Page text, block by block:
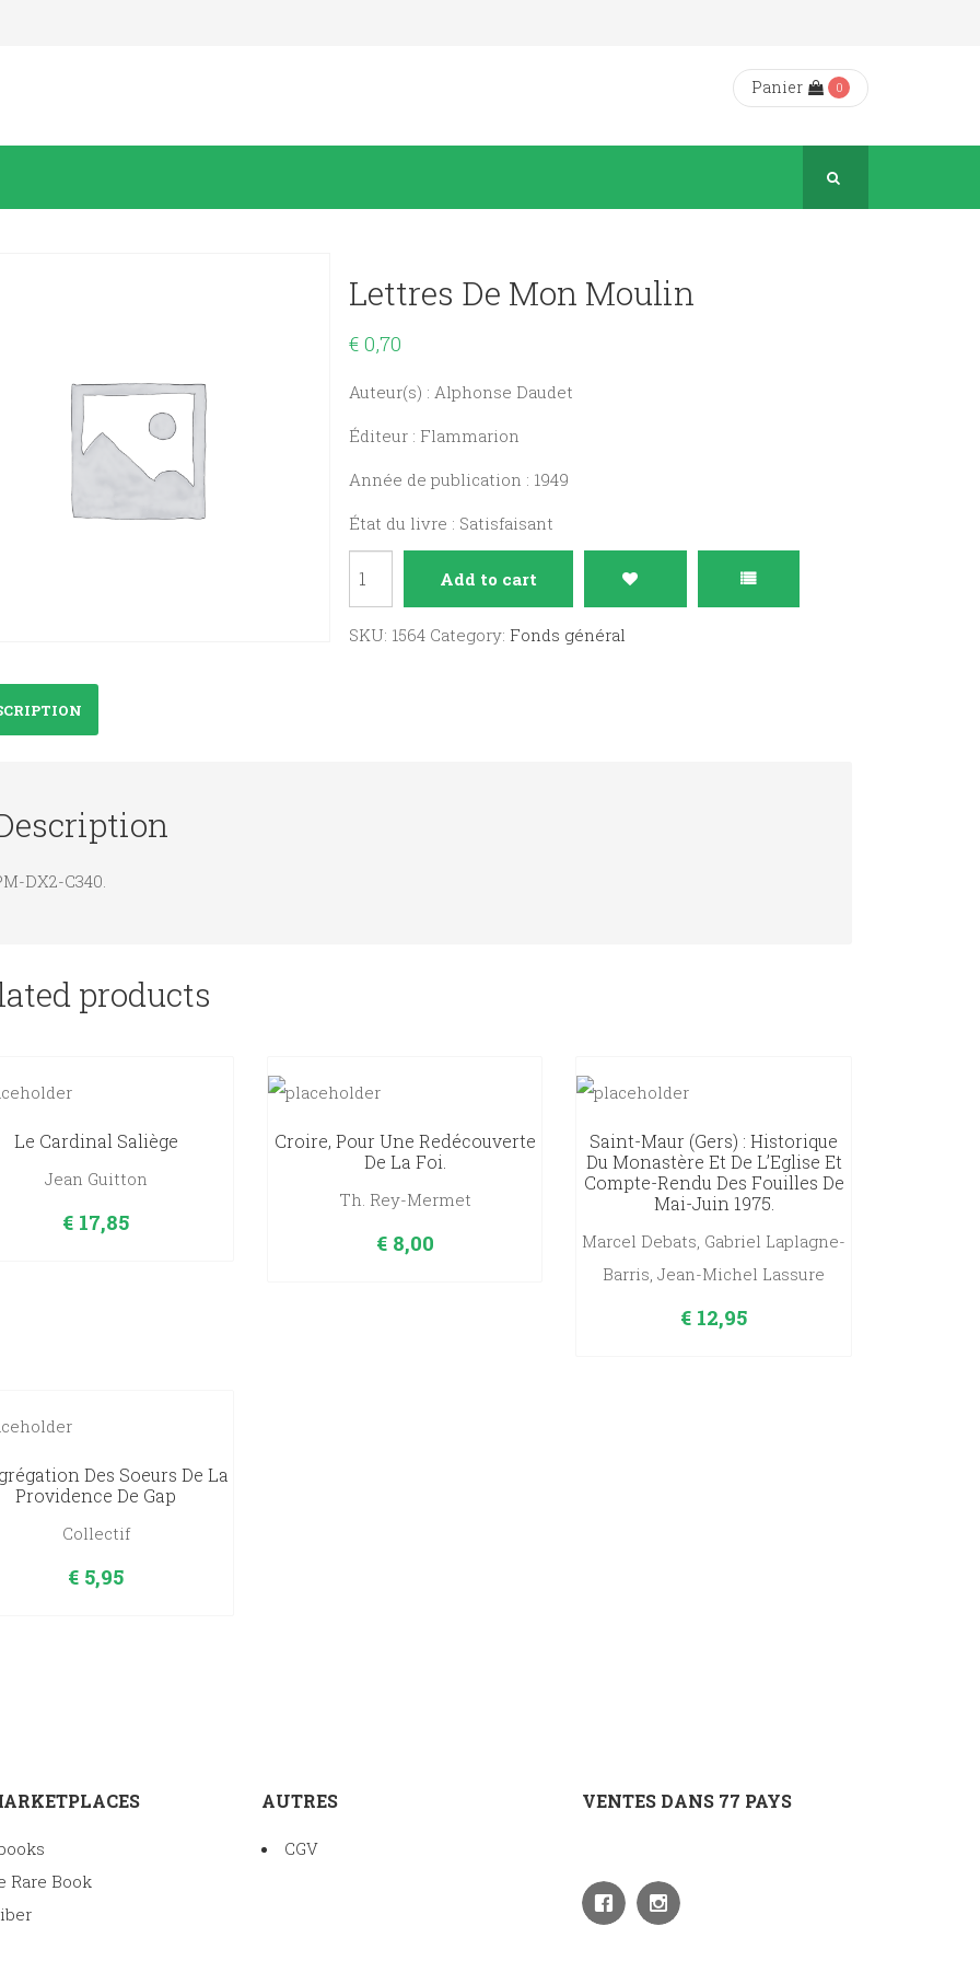
Panier 0
Lettres De Mon Moulin
€ 0,70
Auteur(s) : Alphonse Daudet
Éditeur : Flammarion
Année de publication : 1949
État du livre : Satisfaisant
mon
Add to cart
SKU: 1564 Category: Fonds général
DX2-C340.
products
Le Cardinal Saliège
Jean Guitton
€ 17,85
Croire, Pour Une Redécouverte
De La Foi.
Th. Rey-Mermet
€8,00
Saint-Maur (Gers) : Historique
Du Monastère Et De L’Eglise Et
Compte-Rendu Des Fouilles De
Mai-Juin 1975.
Marcel Debats, Gabriel Laplagne-
Barris, Jean-Michel Lassure
€ 12,95
Des Soeurs De La
Providence De Gap
Collectif
€ 5,95
Rare Book
AUTRES
CGV
VENTES DANS 77 PAYS